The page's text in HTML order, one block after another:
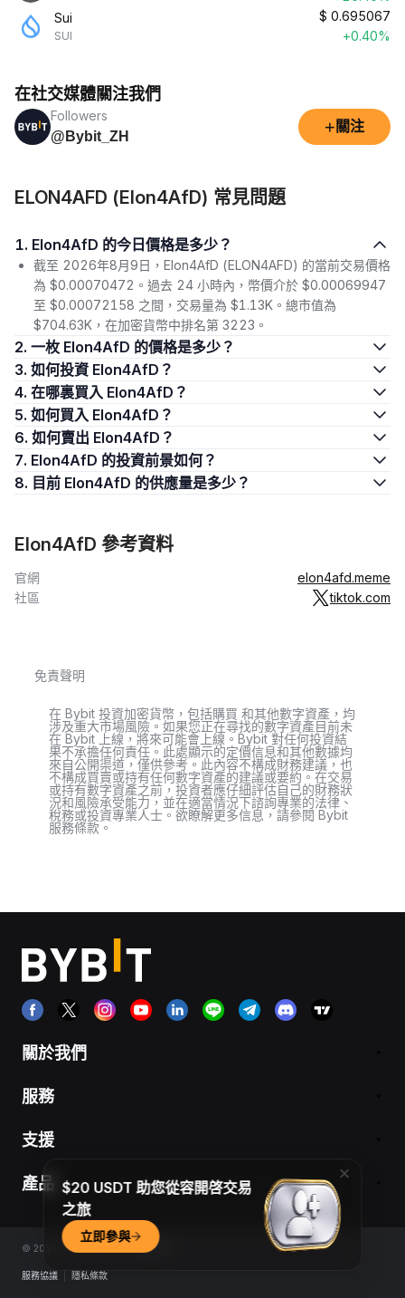
Sui
SUI
$ 0.695067
+0.40%
在社交媒體關注我們
Followers
@Bybit_ZH
+ 關注
ELON4AFD (Elon4AfD) 常見問題
1. Elon4AfD 的今日價格是多少？
截至 2026年8月9日，Elon4AfD (ELON4AFD) 的當前交易價格
為 $0.00070472。過去 24 小時內，幣價介於 $0.00069947
至 $0.00072158 之間，交易量為 $1.13K。總市值為
$704.63K，在加密貨幣中排名第 3223。
2. 一枚 Elon4AfD 的價格是多少？
3. 如何投資 Elon4AfD？
4. 在哪裏買入 Elon4AfD？
5. 如何買入 Elon4AfD？
6. 如何賣出 Elon4AfD？
7. Elon4AfD 的投資前景如何？
8. 目前 Elon4AfD 的供應量是多少？
Elon4AfD 參考資料
官網
elon4afd.meme
社區
tiktok.com
免責聲明
在 Bybit 投資加密貨幣，包括購買 和其他數字資產，均
涉及重大市場風險。如果您正在尋找的數字資產目前未
在 Bybit 上線，將來可能會上線。Bybit 對任何投資結
果不承擔任何責任。此處顯示的定價信息和其他數據均
來自公開渠道，僅供參考。此內容不構成財務建議，也
不構成買賣或持有任何數字資產的建議或要約。在交易
或持有數字資產之前，投資者應仔細評估自己的財務狀
況和風險承受能力，並在適當情況下諮詢專業的法律、
稅務或投資專業人士。欲瞭解更多信息，請參閱 Bybit
服務條款。
關於我們
服務
支援
產品
© 2018-2026 Bybit.com. 版權所有
服務協議 隱私條款
$20 USDT 助您從容開啓交易
之旅
立即參與